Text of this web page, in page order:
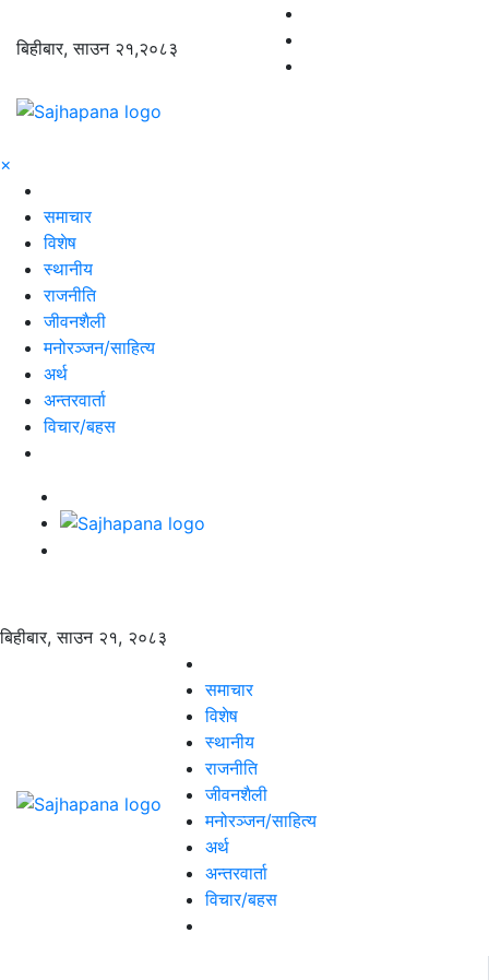
बिहीबार, साउन २१,२०८३
×
समाचार
विशेष
स्थानीय
राजनीति
जीवनशैली
मनोरञ्जन/साहित्य
अर्थ
अन्तरवार्ता
विचार/बहस
बिहीबार, साउन २१, २०८३
समाचार
विशेष
स्थानीय
राजनीति
जीवनशैली
मनोरञ्जन/साहित्य
अर्थ
अन्तरवार्ता
विचार/बहस